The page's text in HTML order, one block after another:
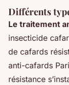
Différents
Le traitement
insecticide
de cafards
anti-cafards
résistance